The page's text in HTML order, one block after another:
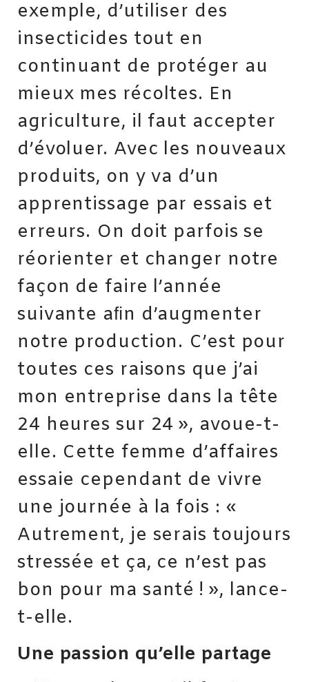
exemple, d’utiliser des
insecticides tout en
continuant de protéger au
mieux mes récoltes. En
agriculture, il faut accepter
d’évoluer. Avec les nouveaux
produits, on y va d’un
apprentissage par essais et
erreurs. On doit parfois se
réorienter et changer notre
façon de faire l’année
suivante aﬁn d’augmenter
notre production. C’est pour
toutes ces raisons que j’ai
mon entreprise dans la tête
24 heures sur 24 », avoue-t-
elle. Cette femme d’affaires
essaie cependant de vivre
une journée à la fois : «
Autrement, je serais toujours
stressée et ça, ce n’est pas
bon pour ma santé ! », lance-
t-elle.
Une passion qu’elle partage